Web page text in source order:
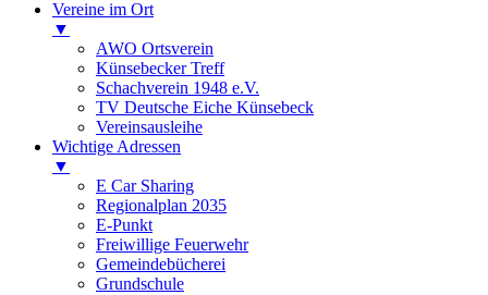
Vereine im Ort
▼
AWO Ortsverein
Künsebecker Treff
Schachverein 1948 e.V.
TV Deutsche Eiche Künsebeck
Vereinsausleihe
Wichtige Adressen
▼
E Car Sharing
Regionalplan 2035
E-Punkt
Freiwillige Feuerwehr
Gemeindebücherei
Grundschule